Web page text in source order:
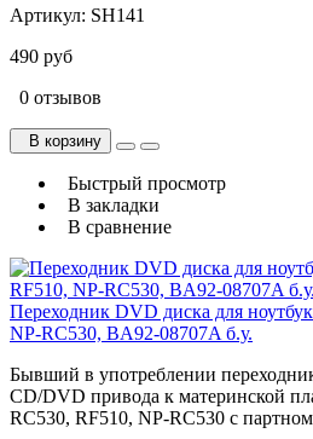
Артикул: SH141
490 руб
0 отзывов
В корзину
Быстрый просмотр
В закладки
В сравнение
Переходник DVD диска для
NP-RC530, BA92-08707A б.у.
Бывший в употреблении
CD/DVD привода к материнской
RC530, RF510, NP-RC530 с